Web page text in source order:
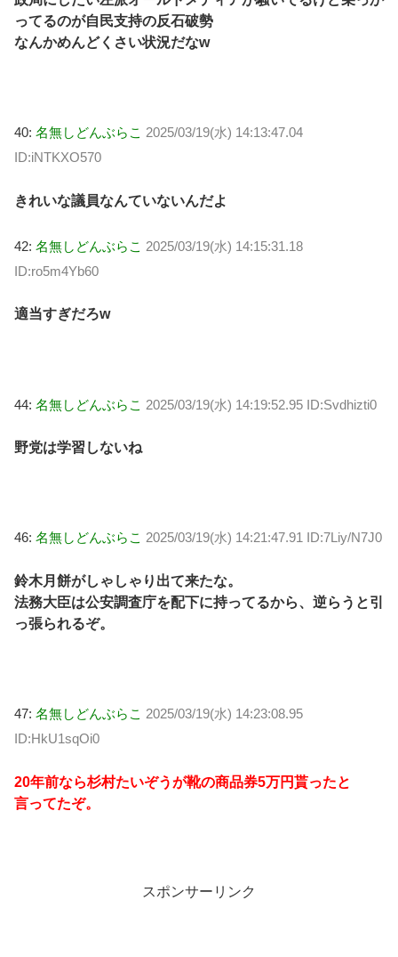
ってるのが自民支持の反石破勢
なんかめんどくさい状況だなw
40: 名無しどんぶらこ 2025/03/19(水) 14:13:47.04
ID:iNTKXO570
きれいな議員なんていないんだよ
42: 名無しどんぶらこ 2025/03/19(水) 14:15:31.18
ID:ro5m4Yb60
適当すぎだろw
44: 名無しどんぶらこ 2025/03/19(水) 14:19:52.95 ID:Svdhizti0
野党は学習しないね
46: 名無しどんぶらこ 2025/03/19(水) 14:21:47.91 ID:7Liy/N7J0
鈴木月餅がしゃしゃり出て来たな。
法務大臣は公安調査庁を配下に持ってるから、逆らうと引
っ張られるぞ。
47: 名無しどんぶらこ 2025/03/19(水) 14:23:08.95
ID:HkU1sqOi0
20年前なら杉村たいぞうが靴の商品券5万円貰ったと
言ってたぞ。
スポンサーリンク